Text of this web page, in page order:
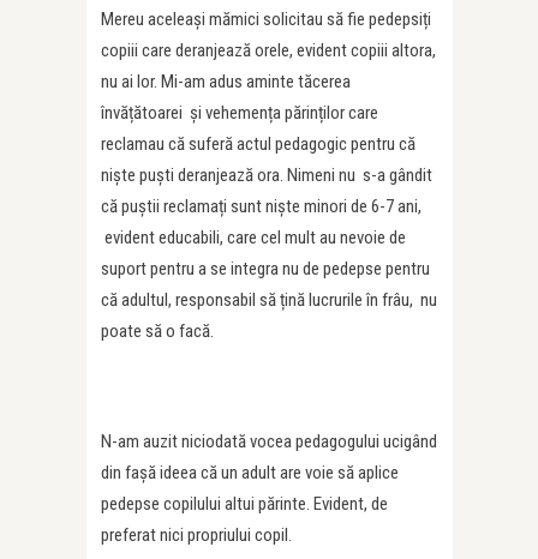
Mereu aceleași mămici solicitau să fie pedepsiți
copiii care deranjează orele, evident copiii altora,
nu ai lor. Mi-am adus aminte tăcerea
învățătoarei și vehemența părinților care
reclamau că suferă actul pedagogic pentru că
niște puști deranjează ora. Nimeni nu s-a gândit
că puștii reclamați sunt niște minori de 6-7 ani,
evident educabili, care cel mult au nevoie de
suport pentru a se integra nu de pedepse pentru
că adultul, responsabil să țină lucrurile în frâu, nu
poate să o facă.
N-am auzit niciodată vocea pedagogului ucigând
din fașă ideea că un adult are voie să aplice
pedepse copilului altui părinte. Evident, de
preferat nici propriului copil.